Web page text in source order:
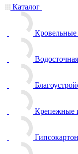
Каталог
Крепежные